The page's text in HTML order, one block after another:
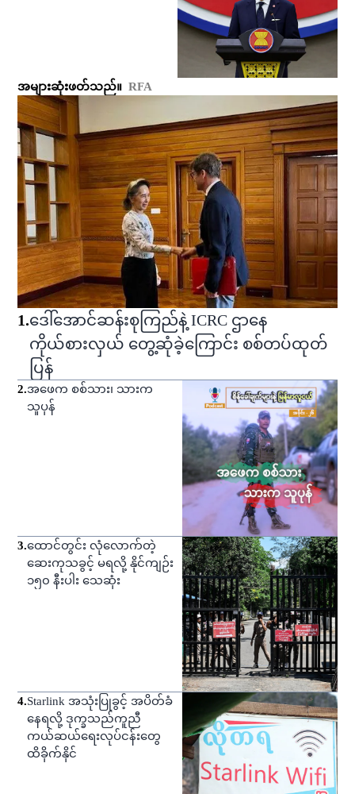
အများဆုံးဖတ်သည်။ RFA
1.ဒေါ်အောင်ဆန်းစုကြည်နဲ့ ICRC ဌာနေ
ကိုယ်စားလှယ် တွေ့ဆုံခဲ့ကြောင်း စစ်တပ်ထုတ်
ပြန်
2.အဖေက စစ်သား၊ သားက
သူပုန်
3.ထောင်တွင်း လုံလောက်တဲ့
ဆေးကုသခွင့် မရလို့ နိုင်ကျဉ်း
၁၅၀ နီးပါး သေဆုံး
4.Starlink အသုံးပြုခွင့် အပိတ်ခံ
နေရလို့ ဒုက္ခသည်ကူညီ
ကယ်ဆယ်ရေးလုပ်ငန်းတွေ
ထိခိုက်နိုင်